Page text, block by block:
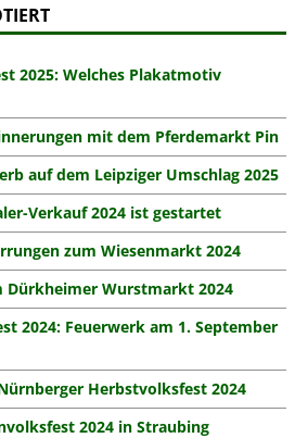
2025: Welches Plakatmotiv
mit dem Pferdemarkt Pin
auf dem Leipziger Umschlag 2025
Verkauf 2024 ist gestartet
zum Wiesenmarkt 2024
Dürkheimer Wurstmarkt 2024
2024: Feuerwerk am 1. September
Herbstvolksfest 2024
2024 in Straubing